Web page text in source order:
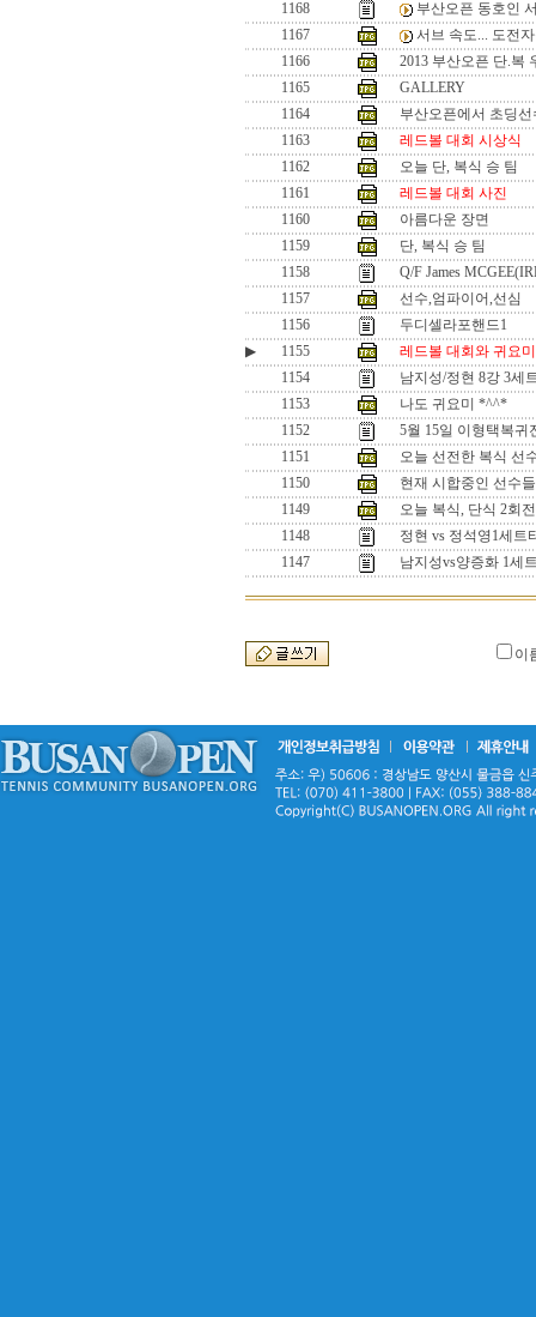
1168
부산오픈 동호인
1167
서브 속도... 도전
1166
2013 부산오픈 단.복
1165
GALLERY
1164
부산오픈에서 초딩선
1163
레드볼 대회 시상식
1162
오늘 단, 복식 승 팀
1161
레드볼 대회 사진
1160
아름다운 장면
1159
단, 복식 승 팀
1158
Q/F James
1157
선수,엄파이어,선심
1156
두디셀라포핸드1
▶
1155
레드볼 대회와 귀요미
1154
남지성/정현 8강 3세
1153
나도 귀요미 *^^*
1152
5월 15일 이형택복귀
1151
오늘 선전한 복식 선
1150
현재 시합중인 선수
1149
오늘 복식, 단식 2회
1148
정현 vs 정석영1세트
1147
남지성vs양증화 1세
이